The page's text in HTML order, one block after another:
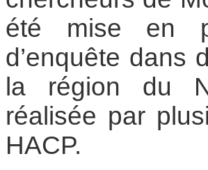
été mise en
d’enquête dans
la région du
réalisée par
HACP.